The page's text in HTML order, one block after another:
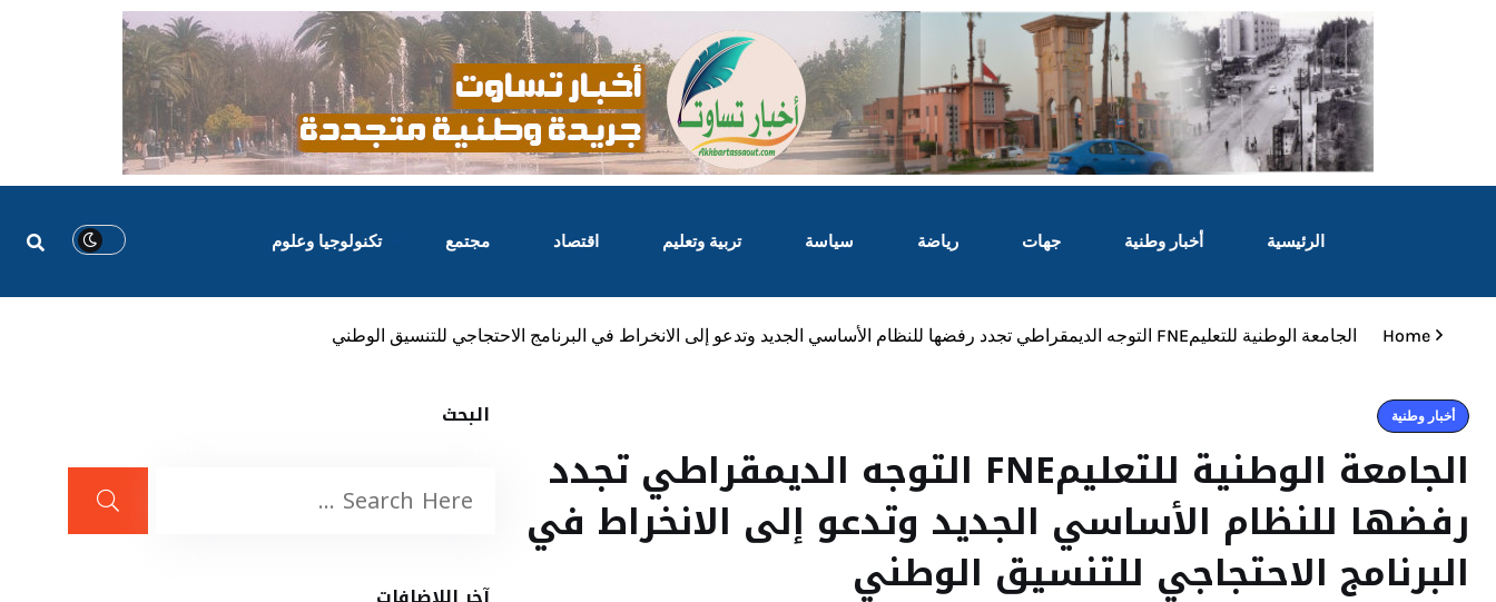
الرئيسية أخبار وطنية جهات رياضة سياسة تربية وتعليم اقتصاد مجتمع تكنولوجيا وعلوم
Home الجامعة الوطنية للتعليمFNE التوجه الديمقراطي تجدد رفضها للنظام الأساسي الجديد وتدعو إلى الانخراط في البرنامج الاحتجاجي للتنسيق الوطني
أخبار وطنية
الجامعة الوطنية للتعليمFNE التوجه الديمقراطي تجدد
رفضها للنظام الأساسي الجديد وتدعو إلى الانخراط في
البرنامج الاحتجاجي للتنسيق الوطني
البحث